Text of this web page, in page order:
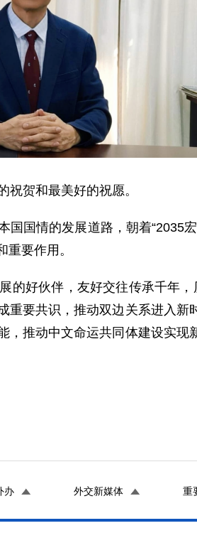
贺和最美好的祝愿。
国情的发展道路，朝着“2035
要作用。
的好伙伴，友好交往传承千年
要共识，推动双边关系进入
推动中文命运共同体建设实
办 外交新媒体 重